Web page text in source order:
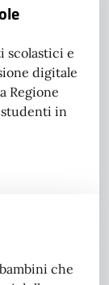
scolastici e
digitale
Regione
studenti in
che